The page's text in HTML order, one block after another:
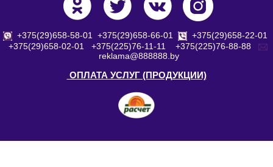
+375(29)658-58-01 +375(29)658-66-01
+375(29)658-22-01
+375(29)658-02-01
+375(225)76-11-11
+375(225)76-88-88
reklama@888888.by
ОПЛАТА УСЛУГ (ПРОДУКЦИИ)